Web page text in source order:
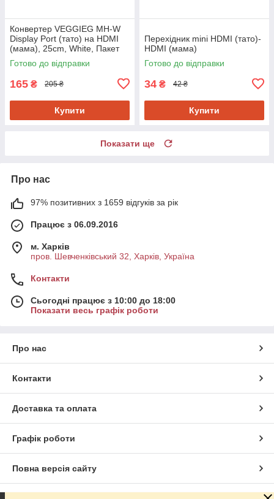
Конвертер VEGGIEG MH-W
Display Port (тато) на HDMI
(мама), 25cm, White, Пакет
Готово до відправки
165 ₴ 205 ₴
Купити
Перехідник mini HDMI (тато)-
HDMI (мама)
Готово до відправки
34 ₴ 42 ₴
Купити
Показати ще
Про нас
97% позитивних з 1659 відгуків за рік
Працює з 06.09.2016
м. Харків
пров. Шевченківський 32, Харків, Україна
Контакти
Сьогодні працює з 10:00 до 18:00
Показати весь графік роботи
Про нас
Контакти
Доставка та оплата
Графік роботи
Повна версія сайту